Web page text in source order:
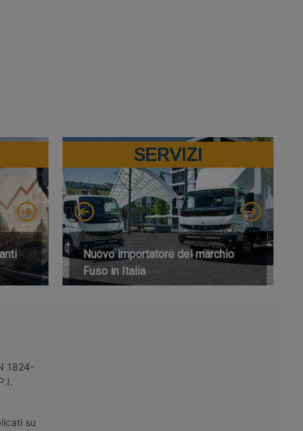
SERVIZI
Nuovo importatore del marchio
Fuso in Italia
1824-
su